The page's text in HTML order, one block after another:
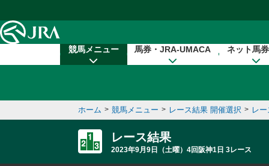
競馬メニュー 馬券・JRA-UMACA ネット馬
ホーム > 競馬メニュー > レース結果 開催選択 > レ
レース結果
2023年9月9日（土曜）4回阪神1日 3レース